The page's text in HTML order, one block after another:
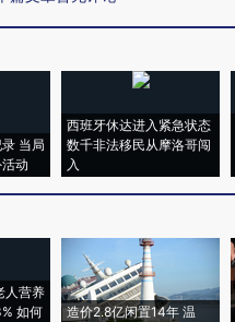
当局
动
西班牙休达进入紧急状态
数千非法移民从摩洛哥闯
入
人营养
如何
造价2.8亿闲置14年 温